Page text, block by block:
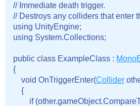
// Immediate death trigger.
// Destroys any colliders that enter
using UnityEngine;
using System.Collections;
public class ExampleClass :
{
    void OnTriggerEnter(
Collider
    {
if